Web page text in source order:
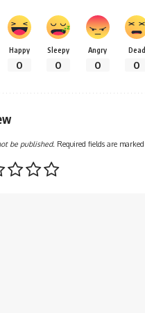
Happy
0
Sleepy
0
Angry
0
Dead
0
be published. Required fields are marked